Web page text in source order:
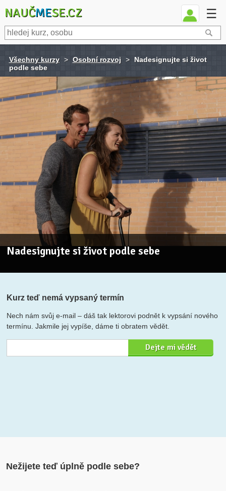
NAUČMESE.CZ ☰
Všechny kurzy > Osobní rozvoj >
Nadesignujte si život
podle sebe
Nadesignujte si život podle sebe
Kurz teď nemá vypsaný termín
Nech nám svůj e-mail – dáš tak lektorovi podnět k vypsání nového
termínu. Jakmile jej vypíše, dáme ti obratem vědět.
Nežijete teď úplně podle sebe?